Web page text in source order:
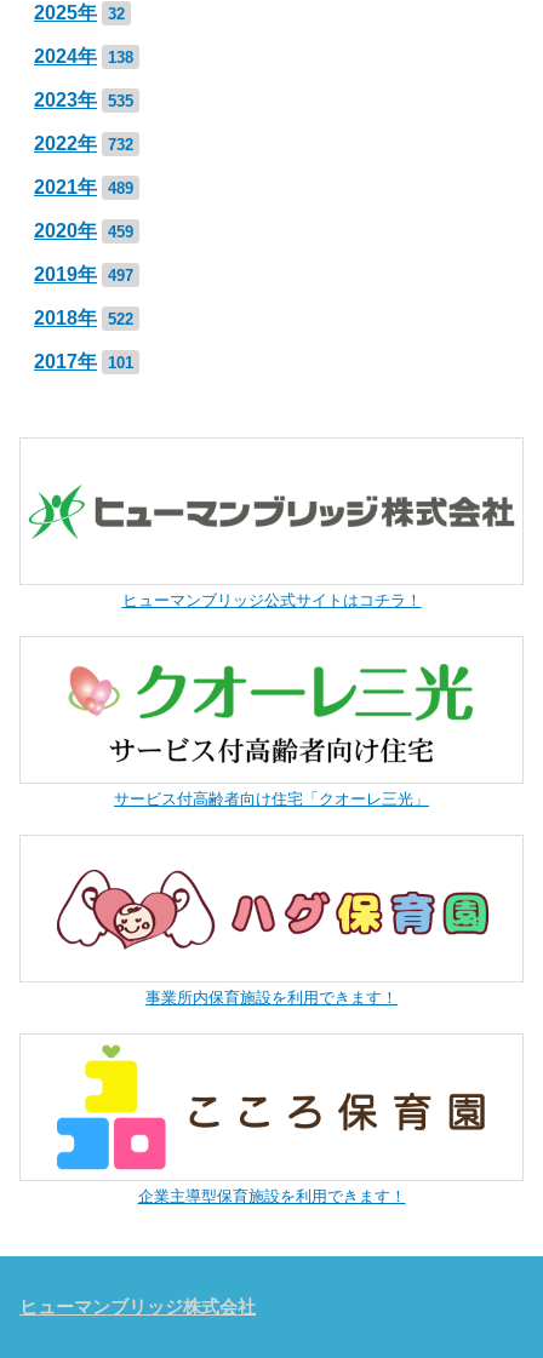
2025年 32
2024年 138
2023年 535
2022年 732
2021年 489
2020年 459
2019年 497
2018年 522
2017年 101
ヒューマンブリッジ公式サイトはコチラ！
サービス付高齢者向け住宅「クオーレ三光」
事業所内保育施設を利用できます！
企業主導型保育施設を利用できます！
ヒューマンブリッジ株式会社